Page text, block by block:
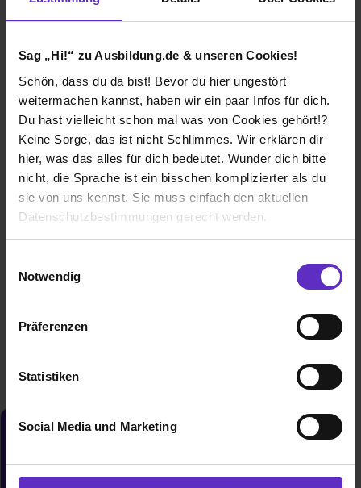
Sag „Hi!“ zu Ausbildung.de & unseren Cookies!
Schön, dass du da bist! Bevor du hier ungestört
weitermachen kannst, haben wir ein paar Infos für dich.
Du hast vielleicht schon mal was von Cookies gehört!?
Keine Sorge, das ist nicht Schlimmes. Wir erklären dir
hier, was das alles für dich bedeutet. Wunder dich bitte
nicht, die Sprache ist ein bisschen komplizierter als du
sie von uns kennst. Sie muss einfach den aktuellen
Datenschutzbestimmungen gerecht werden.
Benutzung der Webseite getroffenen Einstellungen zu
Webseite zu analysieren („Statistiken“), um
Informationen zu deiner Verwendung unserer Website an
Analysen weiterzugeben und um Inhalte und Anzeigen zu
Partner führen diese Informationen möglicherweise mit
Notwendig
Präferenzen
Statistiken
Social Media und Marketing
Azubi-Interviews
Azubi-Interviews
Fachkraft für Abwassertechnik
Du möchtest neue Stellen automatisch
Jetzt aktivieren